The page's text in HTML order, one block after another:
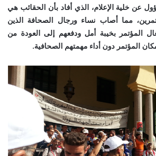
عن خلية الإعلام، الذي أفاد بأن الحقائب هي
مما أصاب نساء ورجال الصحافة الذين
المؤتمر بخيبة أمل ودفعهم إلى العودة من
المؤتمر دون أداء مهمتهم الصحافية.